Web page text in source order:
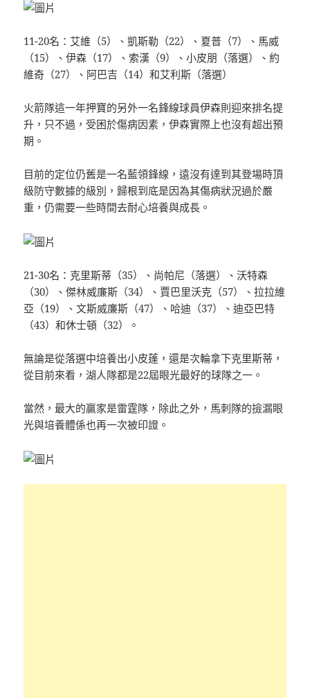
11-20名：艾維（5）、凱斯勒（22）、夏普（7）、馬威
（15）、伊森（17）、索漢（9）、小皮朋（落選）、約
維奇（27）、阿巴吉（14）和艾利斯（落選）
火箭隊這一年押寶的另外一名鋒線球員伊森則迎來排名提
升，只不過，受困於傷病因素，伊森實際上也沒有超出預
期。
目前的定位仍舊是一名藍領鋒線，遠沒有達到其登場時頂
級防守數據的級別，歸根到底是因為其傷病狀況過於嚴
重，仍需要一些時間去耐心培養與成長。
21-30名：克里斯蒂（35）、尚帕尼（落選）、沃特森
（30）、傑林威廉斯（34）、賈巴里沃克（57）、拉拉維
亞（19）、文斯威廉斯（47）、哈迪（37）、迪亞巴特
（43）和休士頓（32）。
無論是從落選中培養出小皮蓬，還是次輪拿下克里斯蒂，
從目前來看，湖人隊都是22屆眼光最好的球隊之一。
當然，最大的贏家是雷霆隊，除此之外，馬刺隊的撿漏眼
光與培養體係也再一次被印證。
×